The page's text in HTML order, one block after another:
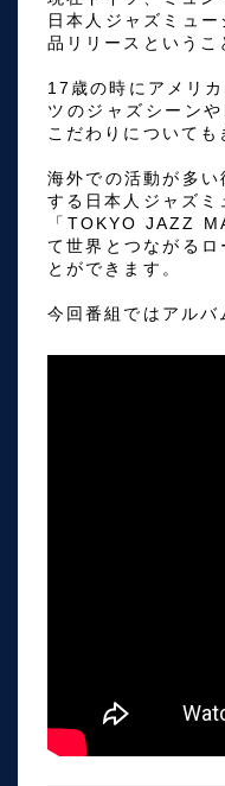
日本人ジャズミュ
品リリースというこ
17歳の時にアメリ
ツのジャズシーン
こだわりについても
海外での活動が多
する日本人ジャズミ
「TOKYO JAZZ
て世界とつながる
とができます。
今回番組ではアル